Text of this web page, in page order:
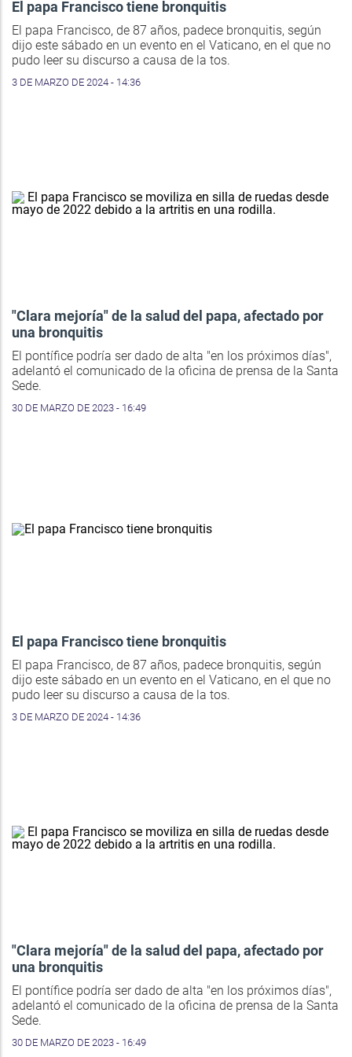
El papa Francisco tiene bronquitis
El papa Francisco, de 87 años, padece bronquitis, según
dijo este sábado en un evento en el Vaticano, en el que no
pudo leer su discurso a causa de la tos.
3 DE MARZO DE 2024 - 14:36
"Clara mejoría" de la salud del papa, afectado por
una bronquitis
El pontífice podría ser dado de alta "en los próximos días",
adelantó el comunicado de la oficina de prensa de la Santa
Sede.
30 DE MARZO DE 2023 - 16:49
El papa Francisco tiene bronquitis
El papa Francisco, de 87 años, padece bronquitis, según
dijo este sábado en un evento en el Vaticano, en el que no
pudo leer su discurso a causa de la tos.
3 DE MARZO DE 2024 - 14:36
"Clara mejoría" de la salud del papa, afectado por
una bronquitis
El pontífice podría ser dado de alta "en los próximos días",
adelantó el comunicado de la oficina de prensa de la Santa
Sede.
30 DE MARZO DE 2023 - 16:49